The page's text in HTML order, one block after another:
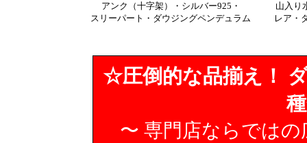
アンク（十字架）・シルバー925・
スリーパート・ダウジングペンデュラム
山入り
レア・
☆圧倒的な品揃え！
〜 専門店ならでは